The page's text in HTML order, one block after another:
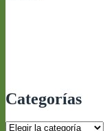
Categorías
Categorías